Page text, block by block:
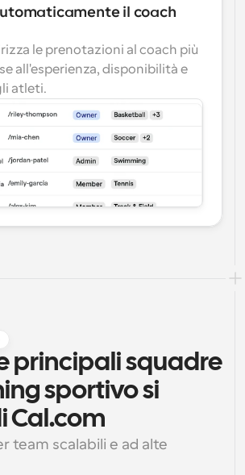
il coach
le prenotazioni al coach più
all'esperienza, disponibilità e
atleti.
principali squadre
sportivo si
Cal.com
team scalabili e ad alte